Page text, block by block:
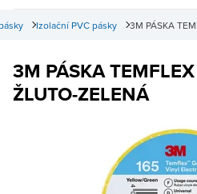
3M PÁSKA
Izolační PVC pásky
3M PÁSKA
ŽLUTO-ZELENÁ